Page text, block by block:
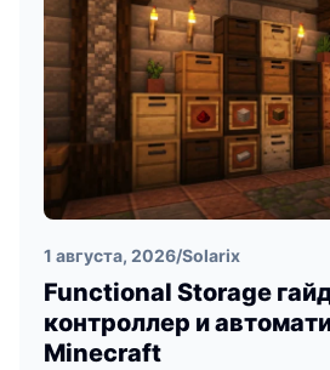
1 августа, 2026/Solarix
Functional Storage
контроллер и
Minecraft